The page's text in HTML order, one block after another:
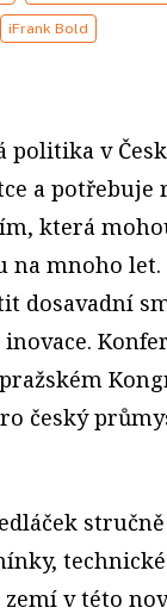
iFrank Bold
politika v
a potřebuje
která
na mnoho
dosavadní
český
v této